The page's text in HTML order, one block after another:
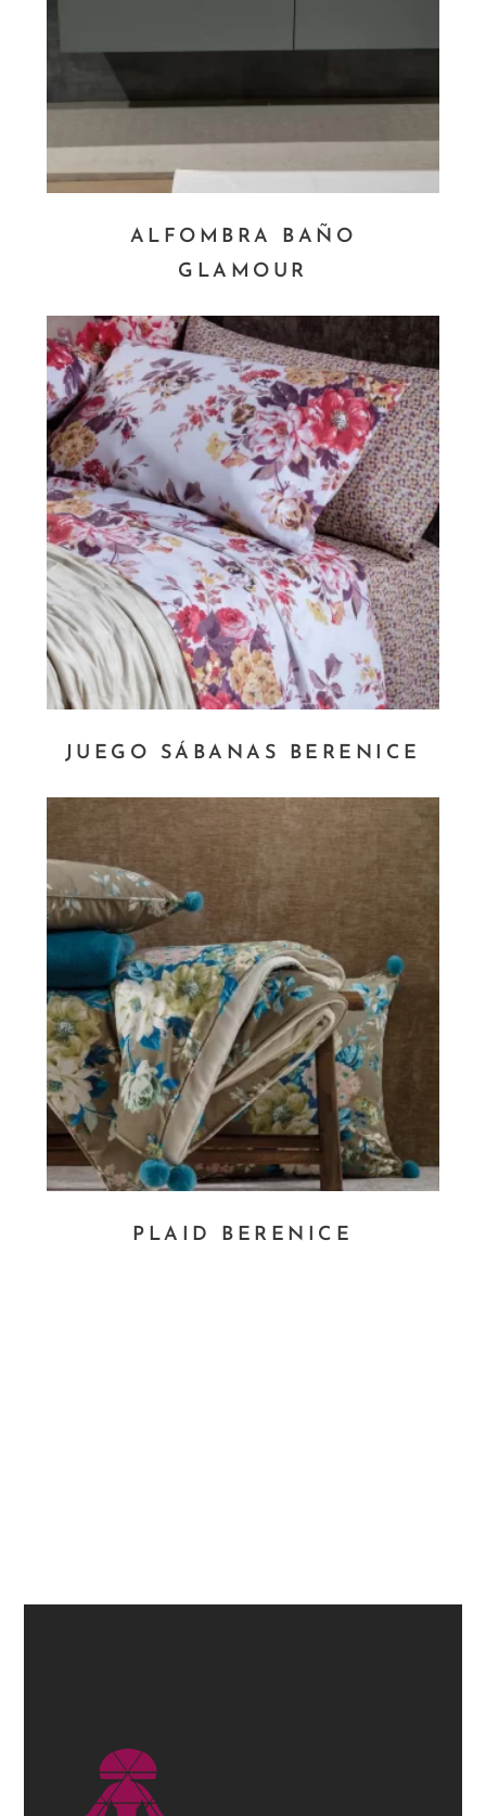
ALFOMBRA BAÑO
GLAMOUR
JUEGO SÁBANAS BERENICE
PLAID BERENICE